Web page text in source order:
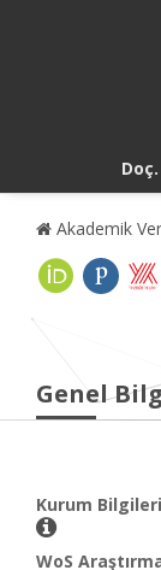
Akademik
Genel
Kurum
WoS